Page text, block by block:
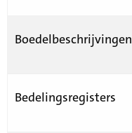
Boedelbeschrijvingen
Bedelingsregisters